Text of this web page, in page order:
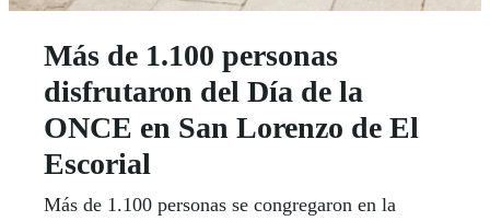
Más de 1.100 personas
disfrutaron del Día de la
ONCE en San Lorenzo de El
Escorial
Más de 1.100 personas se congregaron en la